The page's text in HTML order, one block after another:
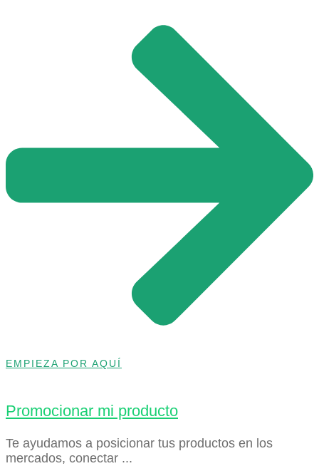
EMPIEZA POR AQUÍ
Promocionar mi producto
Te ayudamos a posicionar tus productos en los
mercados, conectar ...